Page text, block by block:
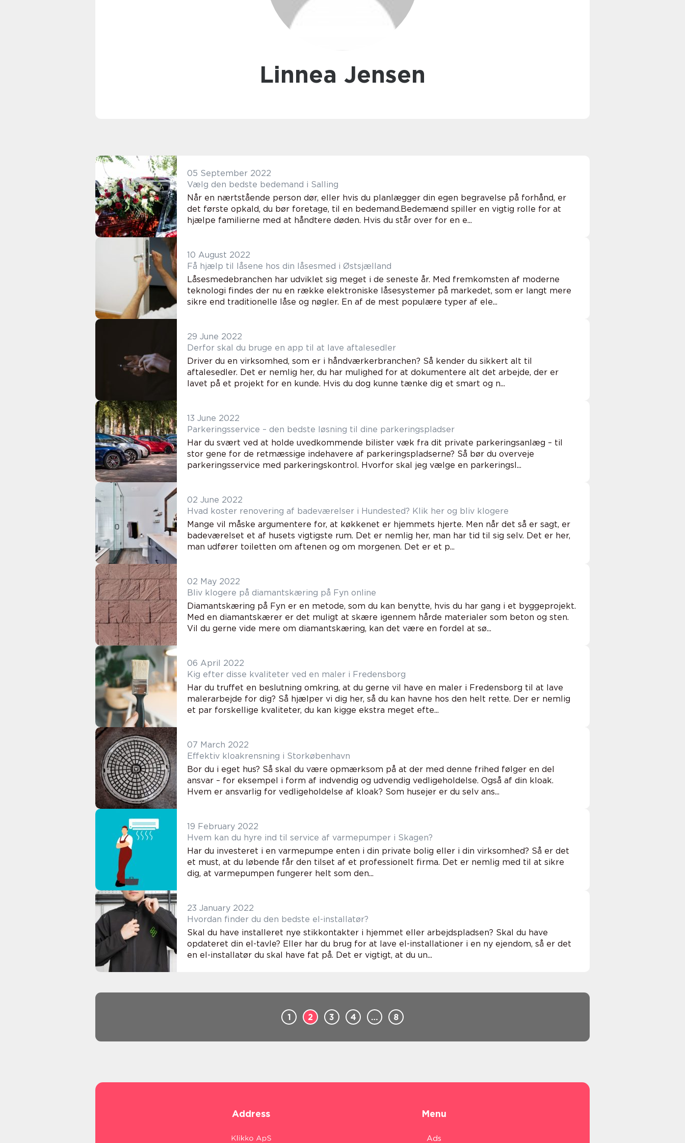
Linnea Jensen
05 September 2022
Vælg den bedste bedemand i Salling
Når en nærtstående person dør, eller hvis du planlægger din egen begravelse på forhånd, er
det første opkald, du bør foretage, til en bedemand.Bedemænd spiller en vigtig rolle for at
hjælpe familierne med at håndtere døden. Hvis du står over for en e...
10 August 2022
Få hjælp til låsene hos din låsesmed i Østsjælland
Låsesmedebranchen har udviklet sig meget i de seneste år. Med fremkomsten af moderne
teknologi findes der nu en række elektroniske låsesystemer på markedet, som er langt mere
sikre end traditionelle låse og nøgler. En af de mest populære typer af ele...
29 June 2022
Derfor skal du bruge en app til at lave aftalesedler
Driver du en virksomhed, som er i håndværkerbranchen? Så kender du sikkert alt til
aftalesedler. Det er nemlig her, du har mulighed for at dokumentere alt det arbejde, der er
lavet på et projekt for en kunde. Hvis du dog kunne tænke dig et smart og n...
13 June 2022
Parkeringsservice – den bedste løsning til dine parkeringspladser
Har du svært ved at holde uvedkommende bilister væk fra dit private parkeringsanlæg – til
stor gene for de retmæssige indehavere af parkeringspladserne? Så bør du overveje
parkeringsservice med parkeringskontrol. Hvorfor skal jeg vælge en parkeringsl...
02 June 2022
Hvad koster renovering af badeværelser i Hundested? Klik her og bliv klogere
Mange vil måske argumentere for, at køkkenet er hjemmets hjerte. Men når det så er sagt, er
badeværelset et af husets vigtigste rum. Det er nemlig her, man har tid til sig selv. Det er her,
man udfører toiletten om aftenen og om morgenen. Det er et p...
02 May 2022
Bliv klogere på diamantskæring på Fyn online
Diamantskæring på Fyn er en metode, som du kan benytte, hvis du har gang i et byggeprojekt.
Med en diamantskærer er det muligt at skære igennem hårde materialer som beton og sten.
Vil du gerne vide mere om diamantskæring, kan det være en fordel at sø...
06 April 2022
Kig efter disse kvaliteter ved en maler i Fredensborg
Har du truffet en beslutning omkring, at du gerne vil have en maler i Fredensborg til at lave
malerarbejde for dig? Så hjælper vi dig her, så du kan havne hos den helt rette. Der er nemlig
et par forskellige kvaliteter, du kan kigge ekstra meget efte...
07 March 2022
Effektiv kloakrensning i Storkøbenhavn
Bor du i eget hus? Så skal du være opmærksom på at der med denne frihed følger en del
ansvar – for eksempel i form af indvendig og udvendig vedligeholdelse. Også af din kloak.
Hvem er ansvarlig for vedligeholdelse af kloak? Som husejer er du selv ans...
19 February 2022
Hvem kan du hyre ind til service af varmepumper i Skagen?
Har du investeret i en varmepumpe enten i din private bolig eller i din virksomhed? Så er det
et must, at du løbende får den tilset af et professionelt firma. Det er nemlig med til at sikre
dig, at varmepumpen fungerer helt som den...
23 January 2022
Hvordan finder du den bedste el-installatør?
Skal du have installeret nye stikkontakter i hjemmet eller arbejdspladsen? Skal du have
opdateret din el-tavle? Eller har du brug for at lave el-installationer i en ny ejendom, så er det
en el-installatør du skal have fat på. Det er vigtigt, at du un...
1 2 3 4 … 8
Address Menu
Ads